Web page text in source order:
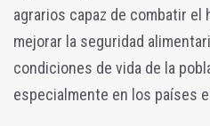
agrarios capaz de combatir el
mejorar la seguridad
condiciones de vida de la
especialmente en los países